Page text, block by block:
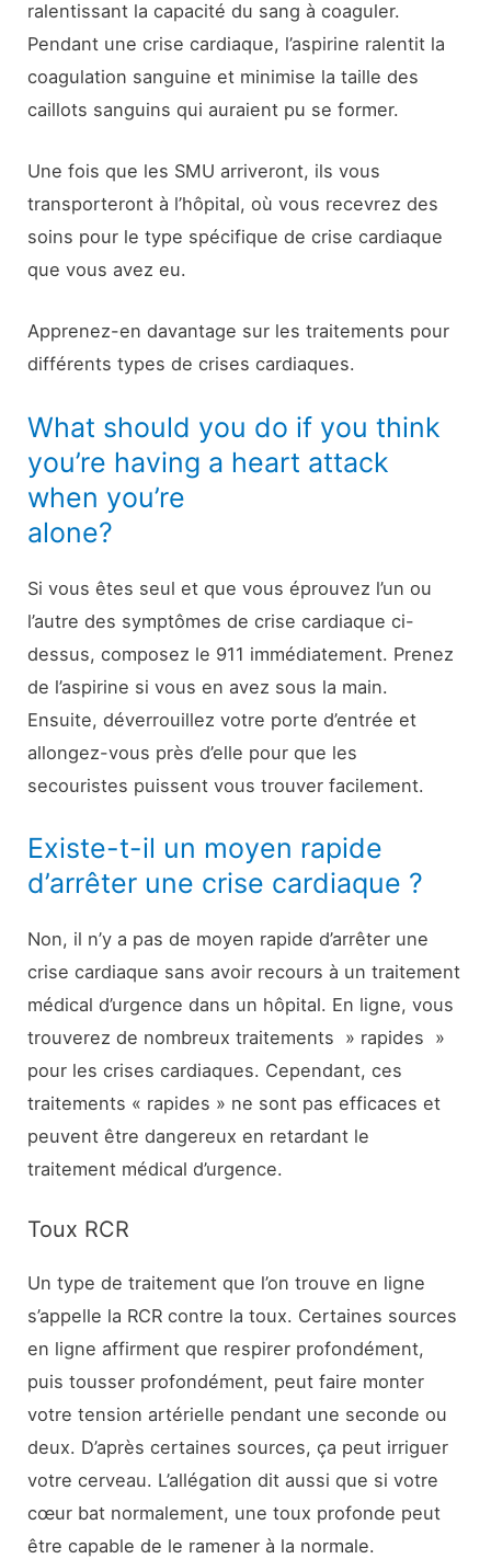
ralentissant la capacité du sang à coaguler.
Pendant une crise cardiaque, l’aspirine ralentit la
coagulation sanguine et minimise la taille des
caillots sanguins qui auraient pu se former.
Une fois que les SMU arriveront, ils vous
transporteront à l’hôpital, où vous recevrez des
soins pour le type spécifique de crise cardiaque
que vous avez eu.
Apprenez-en davantage sur les traitements pour
différents types de crises cardiaques.
What should you do if you think
you’re having a heart attack
when you’re
alone?
Si vous êtes seul et que vous éprouvez l’un ou
l’autre des symptômes de crise cardiaque ci-
dessus, composez le 911 immédiatement. Prenez
de l’aspirine si vous en avez sous la main.
Ensuite, déverrouillez votre porte d’entrée et
allongez-vous près d’elle pour que les
secouristes puissent vous trouver facilement.
Existe-t-il un moyen rapide
d’arrêter une crise cardiaque ?
Non, il n’y a pas de moyen rapide d’arrêter une
crise cardiaque sans avoir recours à un traitement
médical d’urgence dans un hôpital. En ligne, vous
trouverez de nombreux traitements » rapides »
pour les crises cardiaques. Cependant, ces
traitements « rapides » ne sont pas efficaces et
peuvent être dangereux en retardant le
traitement médical d’urgence.
Toux RCR
Un type de traitement que l’on trouve en ligne
s’appelle la RCR contre la toux. Certaines sources
en ligne affirment que respirer profondément,
puis tousser profondément, peut faire monter
votre tension artérielle pendant une seconde ou
deux. D’après certaines sources, ça peut irriguer
votre cerveau. L’allégation dit aussi que si votre
cœur bat normalement, une toux profonde peut
être capable de le ramener à la normale.